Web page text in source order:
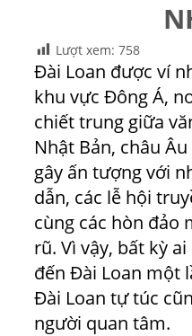
Lượt xem: 758
Đài Loan được ví
khu vực Đông Á,
chiết trung giữa
Nhật Bản, châu
gây ấn tượng với
dẫn, các lễ hội
cùng các hòn đảo
rũ. Vì vậy, bất kỳ
đến Đài Loan một
Đài Loan tự túc
người quan tâm.